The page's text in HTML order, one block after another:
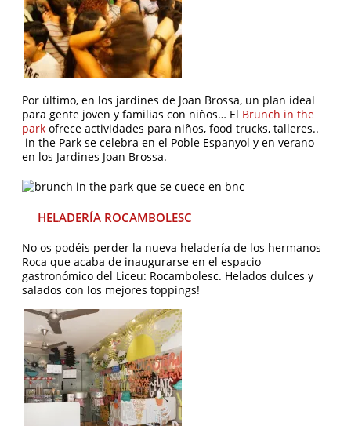
Por último, en los jardines de Joan Brossa, un plan ideal
para gente joven y familias con niños… El Brunch in the
park ofrece actividades para niños, food trucks, talleres..
in the Park se celebra en el Poble Espanyol y en verano
en los Jardines Joan Brossa.
HELADERÍA ROCAMBOLESC
No os podéis perder la nueva heladería de los hermanos
Roca que acaba de inaugurarse en el espacio
gastronómico del Liceu: Rocambolesc. Helados dulces y
salados con los mejores toppings!